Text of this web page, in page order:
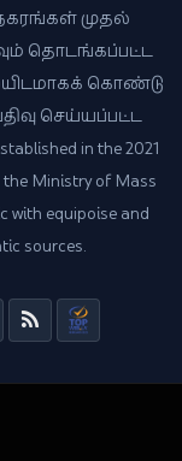
முதல்
தொடங்கப்பட்ட
கொண்டு
செய்யப்பட்ட
in the 2021
Ministry of Mass
with equipoise and
sources.